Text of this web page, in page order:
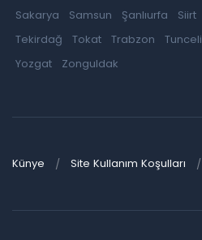
Sakarya Samsun Şanlıurfa Siirt
Tekirdağ
Tokat Trabzon Tunceli
Yozgat
Zonguldak
Künye Site Kullanım Koşulları